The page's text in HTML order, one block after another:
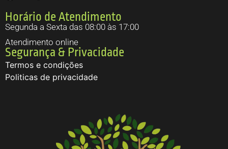
Horário de Atendimento
Segunda a Sexta das 08:00 às 17:00
Atendimento online
Segurança & Privacidade
Termos e condições
Politicas de privacidade